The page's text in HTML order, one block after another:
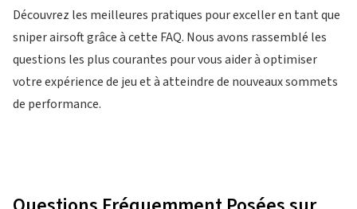
Découvrez les meilleures pratiques pour exceller en tant que
sniper airsoft grâce à cette FAQ. Nous avons rassemblé les
questions les plus courantes pour vous aider à optimiser
votre expérience de jeu et à atteindre de nouveaux sommets
de performance.